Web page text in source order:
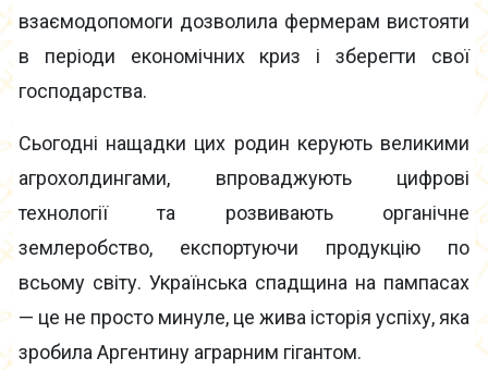
взаємодопомоги дозволила фермерам вистояти
в періоди економічних криз і зберегти свої
господарства.
Сьогодні нащадки цих родин керують великими
агрохолдингами, впроваджують цифрові
технології та розвивають органічне
землеробство, експортуючи продукцію по
всьому світу. Українська спадщина на пампасах
— це не просто минуле, це жива історія успіху, яка
зробила Аргентину аграрним гігантом.